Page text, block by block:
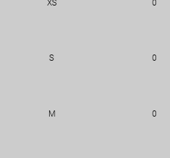
XS 0
S 0
M 0